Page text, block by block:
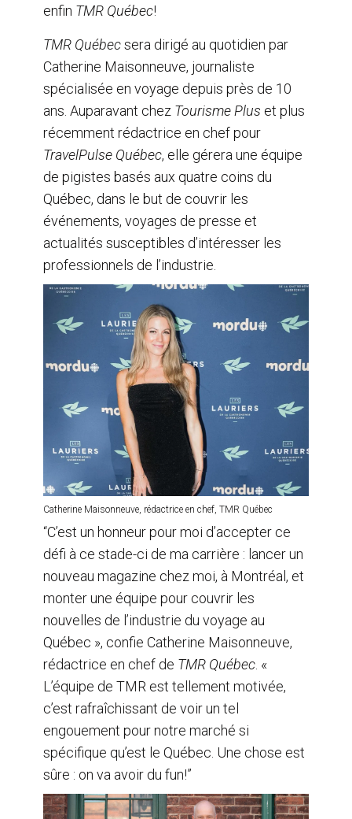
enfin TMR Québec!
TMR Québecsera dirigé au quotidien par
Catherine Maisonneuve, journaliste
spécialisée en voyage depuis près de 10
ans. Auparavant chez Tourisme Plus et plus
récemment rédactrice en chef pour
TravelPulse Québec, elle gérera une équipe
de pigistes basés aux quatre coins du
Québec, dans le but de couvrir les
événements, voyages de presse et
actualités susceptibles d’intéresser les
professionnels de l’industrie.
Catherine Maisonneuve, rédactrice en chef, TMR Québec
“C’est un honneur pour moi d’accepter ce
défi à ce stade-ci de ma carrière : lancer un
nouveau magazine chez moi, à Montréal, et
monter une équipe pour couvrir les
nouvelles de l’industrie du voyage au
Québec », confie Catherine Maisonneuve,
rédactrice en chef de TMR Québec . «
L’équipe de TMR est tellement motivée,
c’est rafraîchissant de voir un tel
engouement pour notre marché si
spécifique qu’est le Québec. Une chose est
sûre : on va avoir du fun!”